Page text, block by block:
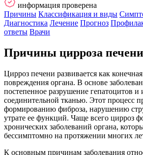
информация проверена
Причины Классификация и виды
Диагностика Лечение Прогноз
ответы Врачи
Причины цирроза печени
Цирроз печени развивается как
повреждения органа. В основе
постепенное разрушение гепатоцитов и
соединительной тканью. Этот процесс
формированию фиброза, нарушению
утрате ее функций. Чаще всего цирроз
хронических заболеваний органа,
бессимптомно на протяжении многих
К основным причинам заболевания